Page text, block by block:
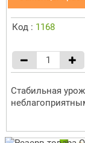
Код : 1168
Стабильная